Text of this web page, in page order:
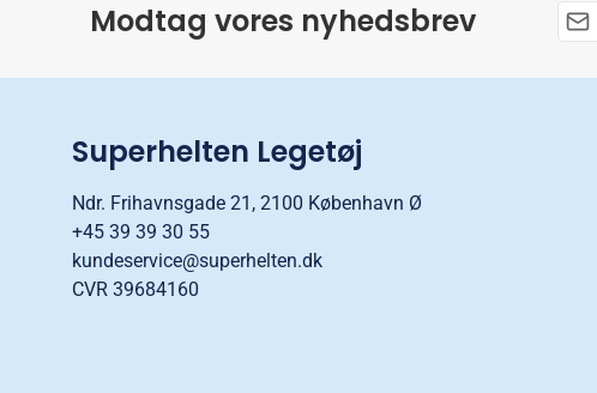
Modtag vores nyhedsbrev
Superhelten Legetøj
Ndr. Frihavnsgade 21, 2100 København Ø
+45 39 39 30 55
kundeservice@superhelten.dk
CVR 39684160